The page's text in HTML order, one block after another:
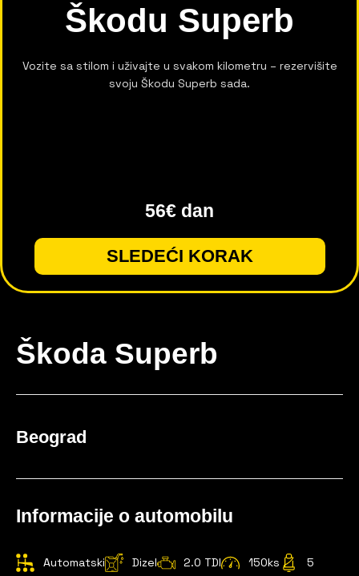
Škodu Superb
Vozite sa stilom i uživajte u svakom kilometru – rezervišite
svoju Škodu Superb sada.
56€ dan
SLEDEĆI KORAK
Škoda Superb
Beograd
Informacije o automobilu
Automatski Dizel 2.0 TDI 150ks 5